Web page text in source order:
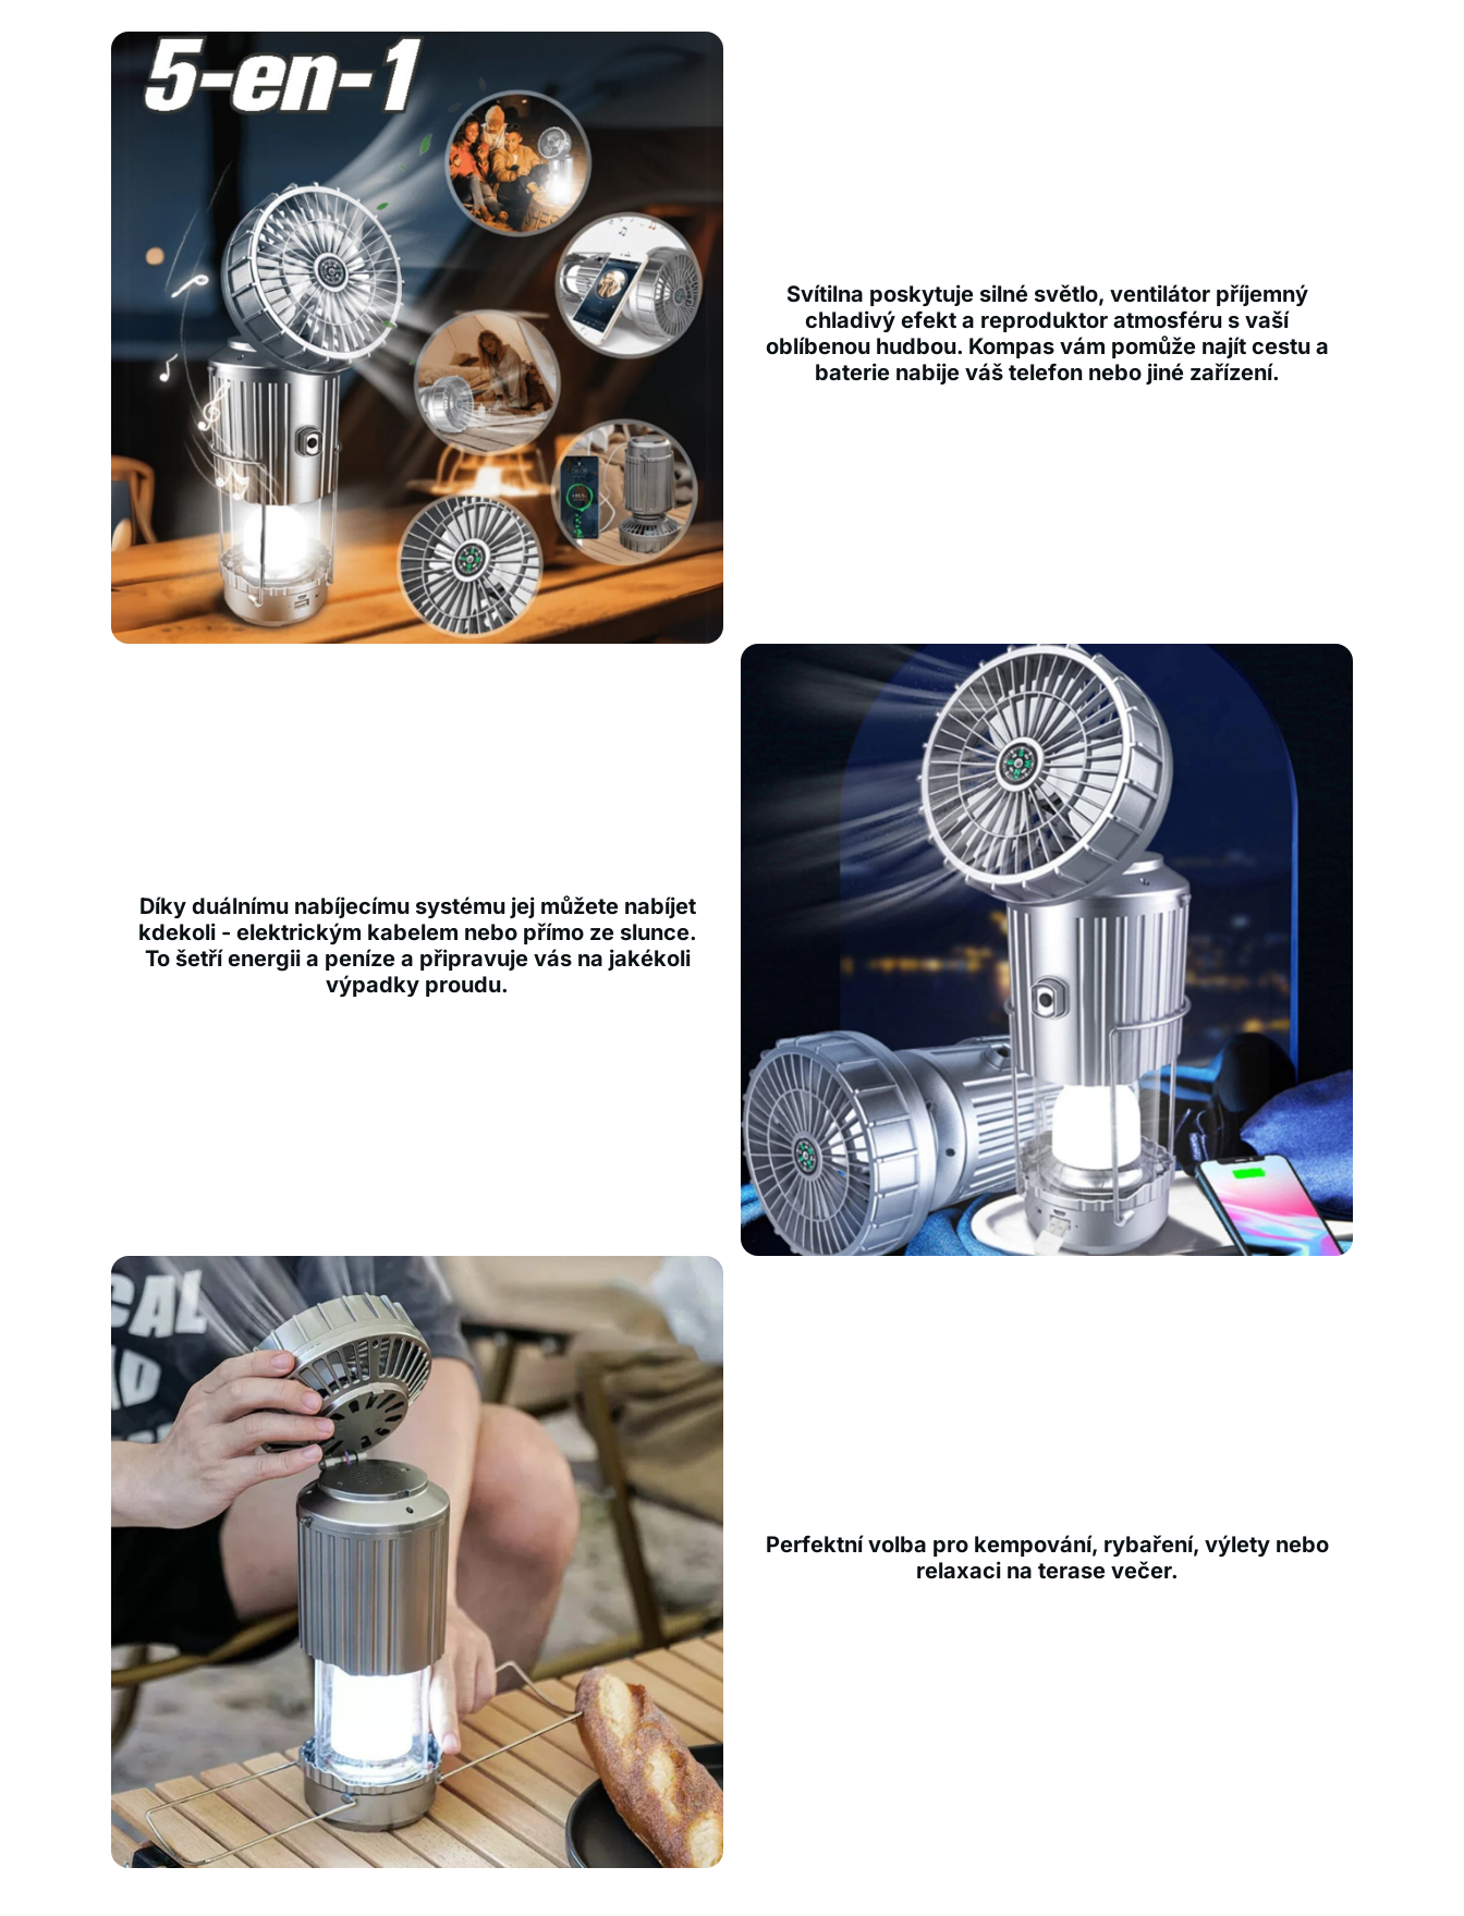
Svítilna poskytuje silné světlo, ventilátor příjemný
chladivý efekt a reproduktor atmosféru s vaší
oblíbenou hudbou. Kompas vám pomůže najít cestu a
baterie nabije váš telefon nebo jiné zařízení.
Díky duálnímu nabíjecímu systému jej můžete nabíjet
kdekoli - elektrickým kabelem nebo přímo ze slunce.
To šetří energii a peníze a připravuje vás na jakékoli
výpadky proudu.
Perfektní volba pro kempování, rybaření, výlety nebo
relaxaci na terase večer.